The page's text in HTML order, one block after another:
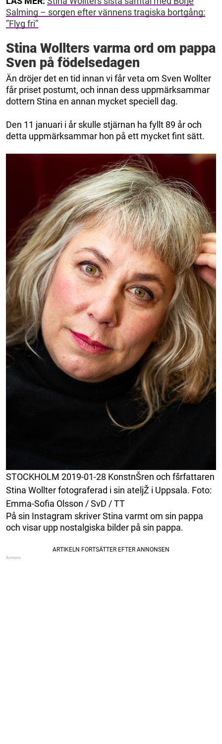
Salming – sorgen efter vännens tragiska bortgång:
”Flyg fri”
Stina Wollters varma ord om pappa
Sven på födelsedagen
Än dröjer det en tid innan vi får veta om Sven Wollter
får priset postumt, och innan dess uppmärksammar
dottern Stina en annan mycket speciell dag.
Den 11 januari i år skulle stjärnan ha fyllt 89 år och
detta uppmärksammar hon på ett mycket fint sätt.
STOCKHOLM 2019-01-28 KonstnŠren och fšrfattaren
Stina Wollter fotograferad i sin ateljŽ i Uppsala. Foto:
Emma-Sofia Olsson / SvD / TT
På sin Instagram skriver Stina varmt om sin pappa
och visar upp nostalgiska bilder på sin pappa.